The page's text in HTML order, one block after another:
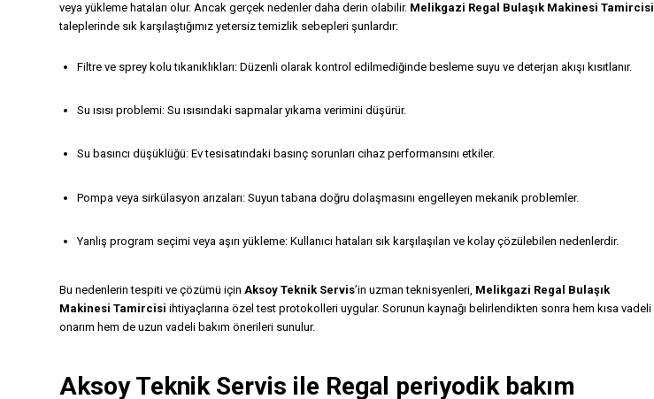
veya yükleme hataları olur. Ancak gerçek nedenler daha derin olabilir. Melikgazi Regal Bulaşık Makinesi Tamircisi
taleplerinde sık karşılaştığımız yetersiz temizlik sebepleri şunlardır:
Filtre ve sprey kolu tıkanıklıkları: Düzenli olarak kontrol edilmediğinde besleme suyu ve deterjan akışı kısıtlanır.
Su ısısı problemi: Su ısısındaki sapmalar yıkama verimini düşürür.
Su basıncı düşüklüğü: Ev tesisatındaki basınç sorunları cihaz performansını etkiler.
Pompa veya sirkülasyon arızaları: Suyun tabana doğru dolaşmasını engelleyen mekanik problemler.
Yanlış program seçimi veya aşırı yükleme: Kullanıcı hataları sık karşılaşılan ve kolay çözülebilen nedenlerdir.
Bu nedenlerin tespiti ve çözümü için Aksoy Teknik Servis’in uzman teknisyenleri, Melikgazi Regal Bulaşık
Makinesi Tamircisi ihtiyaçlarına özel test protokolleri uygular. Sorunun kaynağı belirlendikten sonra hem kısa vadeli
onarım hem de uzun vadeli bakım önerileri sunulur.
Aksoy Teknik Servis ile Regal periyodik bakım